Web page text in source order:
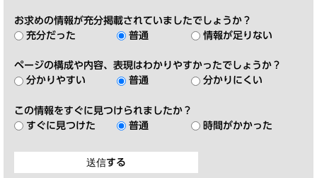
お求めの情報が充分掲載されていましたでしょうか？
充分だった
普通 情報が足りない
ページの構成や内容、表現はわかりやすかったでしょうか？
分かりやすい
普通 分かりにくい
この情報をすぐに見つけられましたか？
すぐに見つけた
普通 時間がかかった